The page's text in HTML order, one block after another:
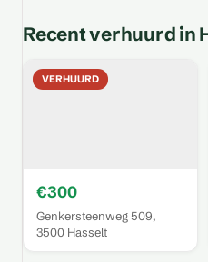
Recent verhuurd in
VERHUURD
€300
Genkersteenweg 509,
3500 Hasselt